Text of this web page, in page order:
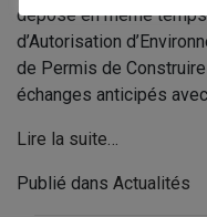
dépose en même
d’Autorisation
de Permis de
échanges anticipés
Lire la suite…
Publié dans Actualités